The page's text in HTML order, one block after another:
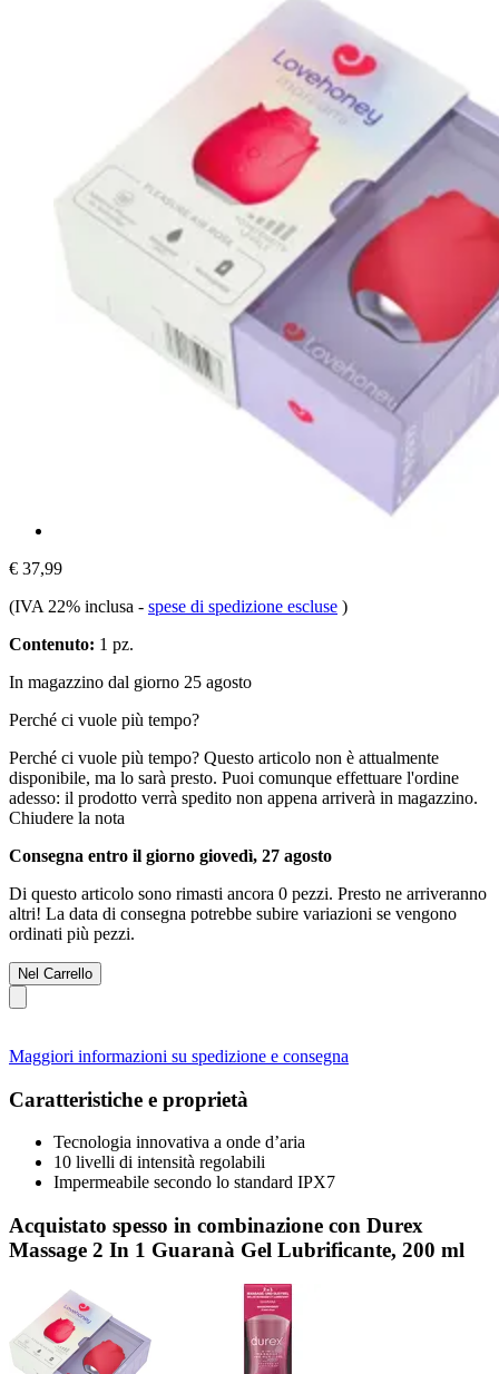
€ 37,99
(IVA 22% inclusa - spese di spedizione escluse )
Contenuto: 1 pz.
In magazzino dal giorno 25 agosto
Perché ci vuole più tempo?
Perché ci vuole più tempo? Questo articolo non è attualmente
disponibile, ma lo sarà presto. Puoi comunque effettuare l'ordine
adesso: il prodotto verrà spedito non appena arriverà in magazzino.
Chiudere la nota
Consegna entro il giorno giovedì, 27 agosto
Di questo articolo sono rimasti ancora 0 pezzi. Presto ne arriveranno
altri! La data di consegna potrebbe subire variazioni se vengono
ordinati più pezzi.
Nel Carrello
Maggiori informazioni su spedizione e consegna
Caratteristiche e proprietà
Tecnologia innovativa a onde d’aria
10 livelli di intensità regolabili
Impermeabile secondo lo standard IPX7
Acquistato spesso in combinazione con Durex
Massage 2 In 1 Guaranà Gel Lubrificante, 200 ml